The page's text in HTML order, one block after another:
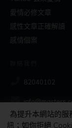
愛情必修文章
感性文章正確解讀
感情個案
82040102
為提升本網站的
訊；如你拒絕